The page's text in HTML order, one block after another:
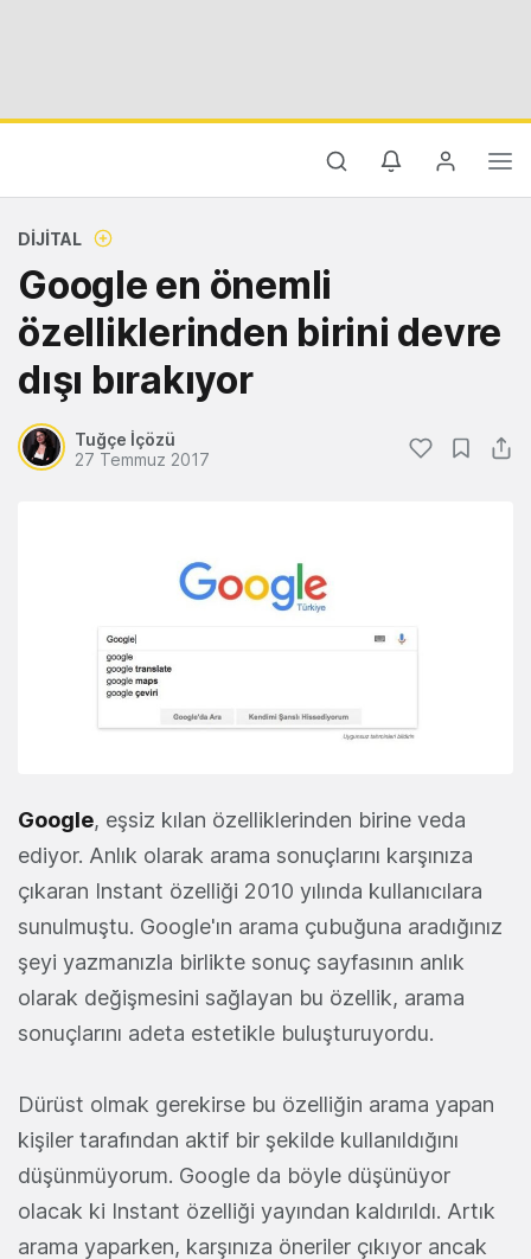
DIJITAL
Google en önemli
özelliklerinden birini devre
dışı bırakıyor
Tuğçe İçözü
27 Temmuz 2017
Google, eşsiz kılan özelliklerinden birine veda
ediyor. Anlık olarak arama sonuçlarını karşınıza
çıkaran Instant özelliği 2010 yılında kullanıcılara
sunulmuştu. Google'ın arama çubuğuna aradığınız
şeyi yazmanızla birlikte sonuç sayfasının anlık
olarak değişmesini sağlayan bu özellik, arama
sonuçlarını adeta estetikle buluşturuyordu.
Dürüst olmak gerekirse bu özelliğin arama yapan
kişiler tarafından aktif bir şekilde kullanıldığını
düşünmüyorum. Google da böyle düşünüyor
olacak ki Instant özelliği yayından kaldırıldı. Artık
arama yaparken, karşınıza öneriler çıkıyor ancak